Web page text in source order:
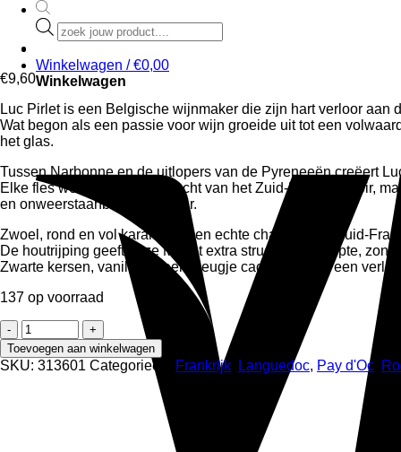
Products
search
Winkelwagen /€0,00
Winkelwagen
€9,60
Luc Pirlet is een Belgische wijnmaker die zijn hart verloor aan
Wat begon als een passie voor wijn groeide uit tot een
het glas.
Tussen Narbonne en de uitlopers van de Pyreneeën creëert
Elke fles weerspiegelt de kracht van het Zuid-Franse terroir,
en onweerstaanbaar drinkbaar.
Zwoel, rond en vol karakter – een echte charmeur uit Zuid-
De houtrijping geeft deze Merlot extra structuur en diepte,
Zwarte kersen, vanille en een vleugje cacao vormen een
137 op voorraad
Luc
Pirlet
-
Les
Toevoegen aan winkelwagen
SKU: 313601 Categorieën: Frankrijk Languedoc, Pay d'Oc